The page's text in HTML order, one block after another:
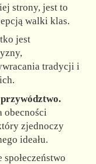
strony, jest to
walki klas.
jest
tradycji i
obecności
zjednoczy
ideału.